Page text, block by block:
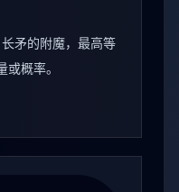
矛的附魔，最高等
概率。